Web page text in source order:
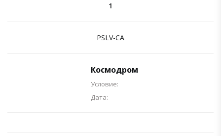
1
PSLV-CA
Космодром
Условие:
Дата: